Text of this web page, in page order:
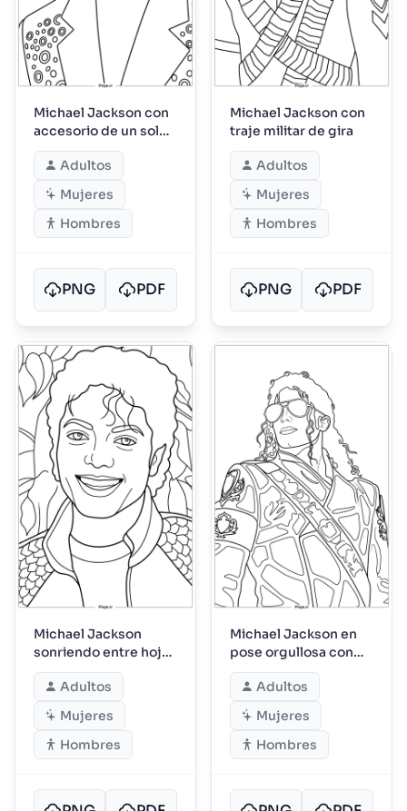
Michael Jackson con
accesorio de un solo
ojo
Adultos
Mujeres
Hombres
PNG PDF
Michael Jackson con
traje militar de gira
Adultos
Mujeres
Hombres
PNG PDF
Michael Jackson
sonriendo entre hojas
y patrones
Adultos
Mujeres
Hombres
Michael Jackson en
pose orgullosa con
armadura
ornamentada
Adultos
Mujeres
Hombres